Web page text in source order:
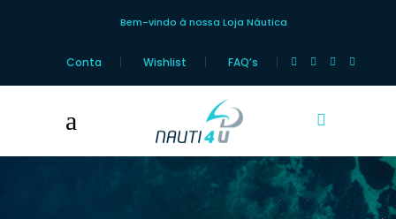
Bem-vindo à nossa Loja Náutica
Conta Wishlist FAQ’s